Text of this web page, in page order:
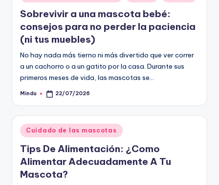
en
Sobrevivir a una mascota bebé:
consejos para no perder la paciencia
(ni tus muebles)
No hay nada más tierno ni más divertido que ver correr
a un cachorro o a un gatito por la casa. Durante sus
primeros meses de vida, las mascotas se…
Publicado
Mindu 22/07/2026
Publicado
en
Cuidado de las mascotas
Tips De Alimentación: ¿Como
Alimentar Adecuadamente A Tu
Mascota?